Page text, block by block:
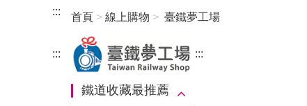
::: 首頁 線上購物 臺鐵夢工場
:::
鐵道收藏最推薦
:::